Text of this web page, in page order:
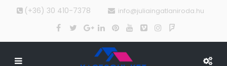
(+36) 30 410-7378 info@juliaingatlaniroda.hu